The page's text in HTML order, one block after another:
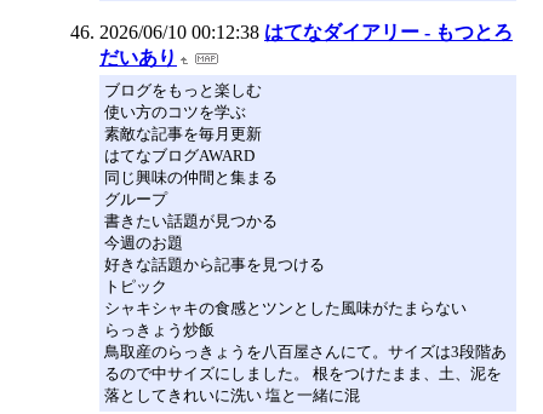
2026/06/10 00:12:38 はてなダイアリー - もつとろ
だいあり
ブログをもっと楽しむ
使い方のコツを学ぶ
素敵な記事を毎月更新
はてなブログAWARD
同じ興味の仲間と集まる
グループ
書きたい話題が見つかる
今週のお題
好きな話題から記事を見つける
トピック
シャキシャキの食感とツンとした風味がたまらない
らっきょう炒飯
鳥取産のらっきょうを八百屋さんにて。サイズは3段階あ
るので中サイズにしました。 根をつけたまま、土、泥を
落としてきれいに洗い 塩と一緒に混